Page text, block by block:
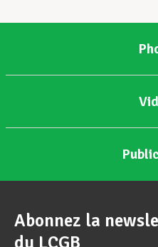
Abonnez la
du LCGB